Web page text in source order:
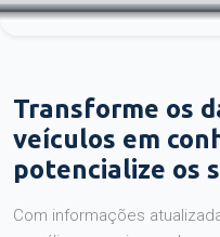
Transforme os
veículos em
potencialize os
Com informações